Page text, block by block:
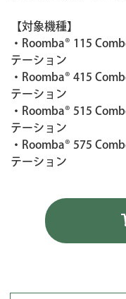
【対象機種】
・Roomba® 115
テーション
・Roomba® 415
テーション
・Roomba® 515
テーション
・Roomba® 575
テーション